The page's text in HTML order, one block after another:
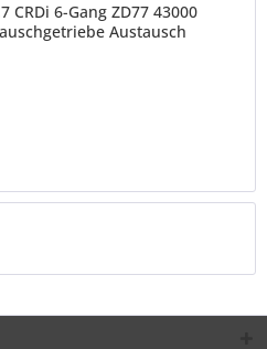
CRDi 6-Gang ZD77 43000
Austausch